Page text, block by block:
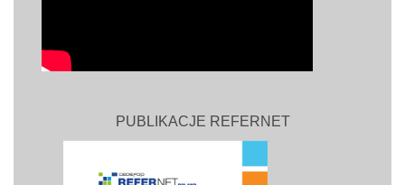
PUBLIKACJE REFERNET